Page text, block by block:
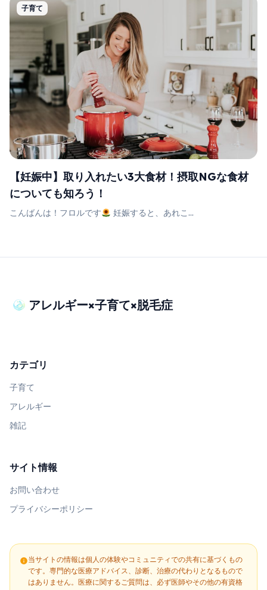
子育て
【妊娠中】取り入れたい3大食材！摂取NGな食材
についても知ろう！
こんばんは！フロルです 妊娠すると、あれこ...
アレルギー×子育て×脱毛症
カテゴリ
子育て
アレルギー
雑記
サイト情報
お問い合わせ
プライバシーポリシー
info当サイトの情報は個人の体験やコミュニティでの共有に基づくもの
です。専門的な医療アドバイス、診断、治療の代わりとなるもので
はありません。医療に関するご質問は、必ず医師やその他の有資格